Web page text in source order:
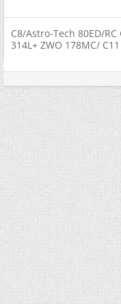
C8/Astro-Tech 80ED/
314L+ ZWO 178MC/ C11